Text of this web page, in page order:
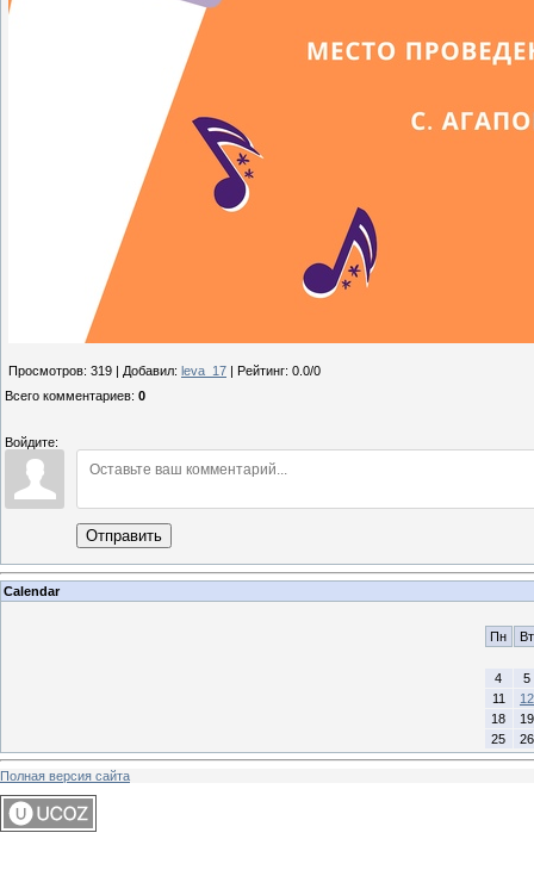
Просмотров: 319 Добавил: leva_17 Рейтинг: 0.0/0
Всего комментариев: 0
Войдите:
Отправить
Calendar
Пн Вт
4
5
11
12
18
19
25
26
Полная версия сайта